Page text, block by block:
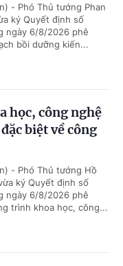
- Phó Thủ tướng Phan
ký Quyết định số
ngày 6/8/2026 phê
bồi dưỡng kiến...
học, công nghệ
biệt về công
- Phó Thủ tướng Hồ
ký Quyết định số
ngày 6/8/2026 phê
trình khoa học, công...